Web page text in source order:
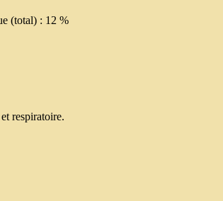
(total) : 12 %
respiratoire.